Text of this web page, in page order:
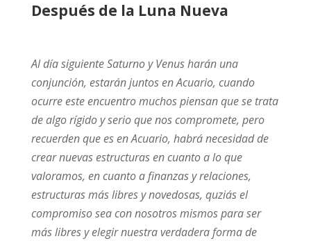
Después de la Luna Nueva
Al día siguiente Saturno y Venus harán una
conjunción, estarán juntos en Acuario, cuando
ocurre este encuentro muchos piensan que se trata
de algo rígido y serio que nos compromete, pero
recuerden que es en Acuario, habrá necesidad de
crear nuevas estructuras en cuanto a lo que
valoramos, en cuanto a finanzas y relaciones,
estructuras más libres y novedosas, quziás el
compromiso sea con nosotros mismos para ser
más libres y elegir nuestra verdadera forma de